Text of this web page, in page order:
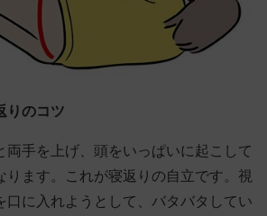
りのコツ
両手を上げ、頭をいっぱいに起こして
ります。これが寝返りの自立です。視
口に入れようとして、バタバタしてい